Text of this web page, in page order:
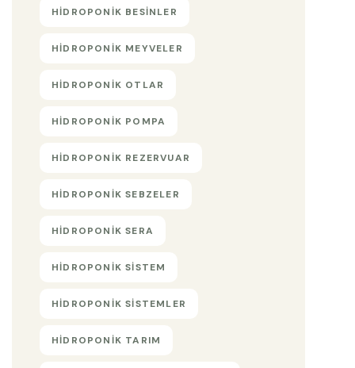
HIDROPONIK BESINLER
HIDROPONIK MEYVELER
HIDROPONIK OTLAR
HIDROPONIK POMPA
HIDROPONIK REZERVUAR
HIDROPONIK SEBZELER
HIDROPONIK SERA
HIDROPONIK SISTEM
HIDROPONIK SISTEMLER
HIDROPONIK TARIM